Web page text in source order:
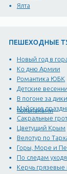
Ялта
ПЕШЕХОДНЫЕ
Новый год в
Ко дню Армии
Романтика ЮБК
Детские
В погоне за
тюльпанами
Майские
Сакральные
Цветущий Крым
Велотур по
Горы, Море и
По следам
Керчь грязевые